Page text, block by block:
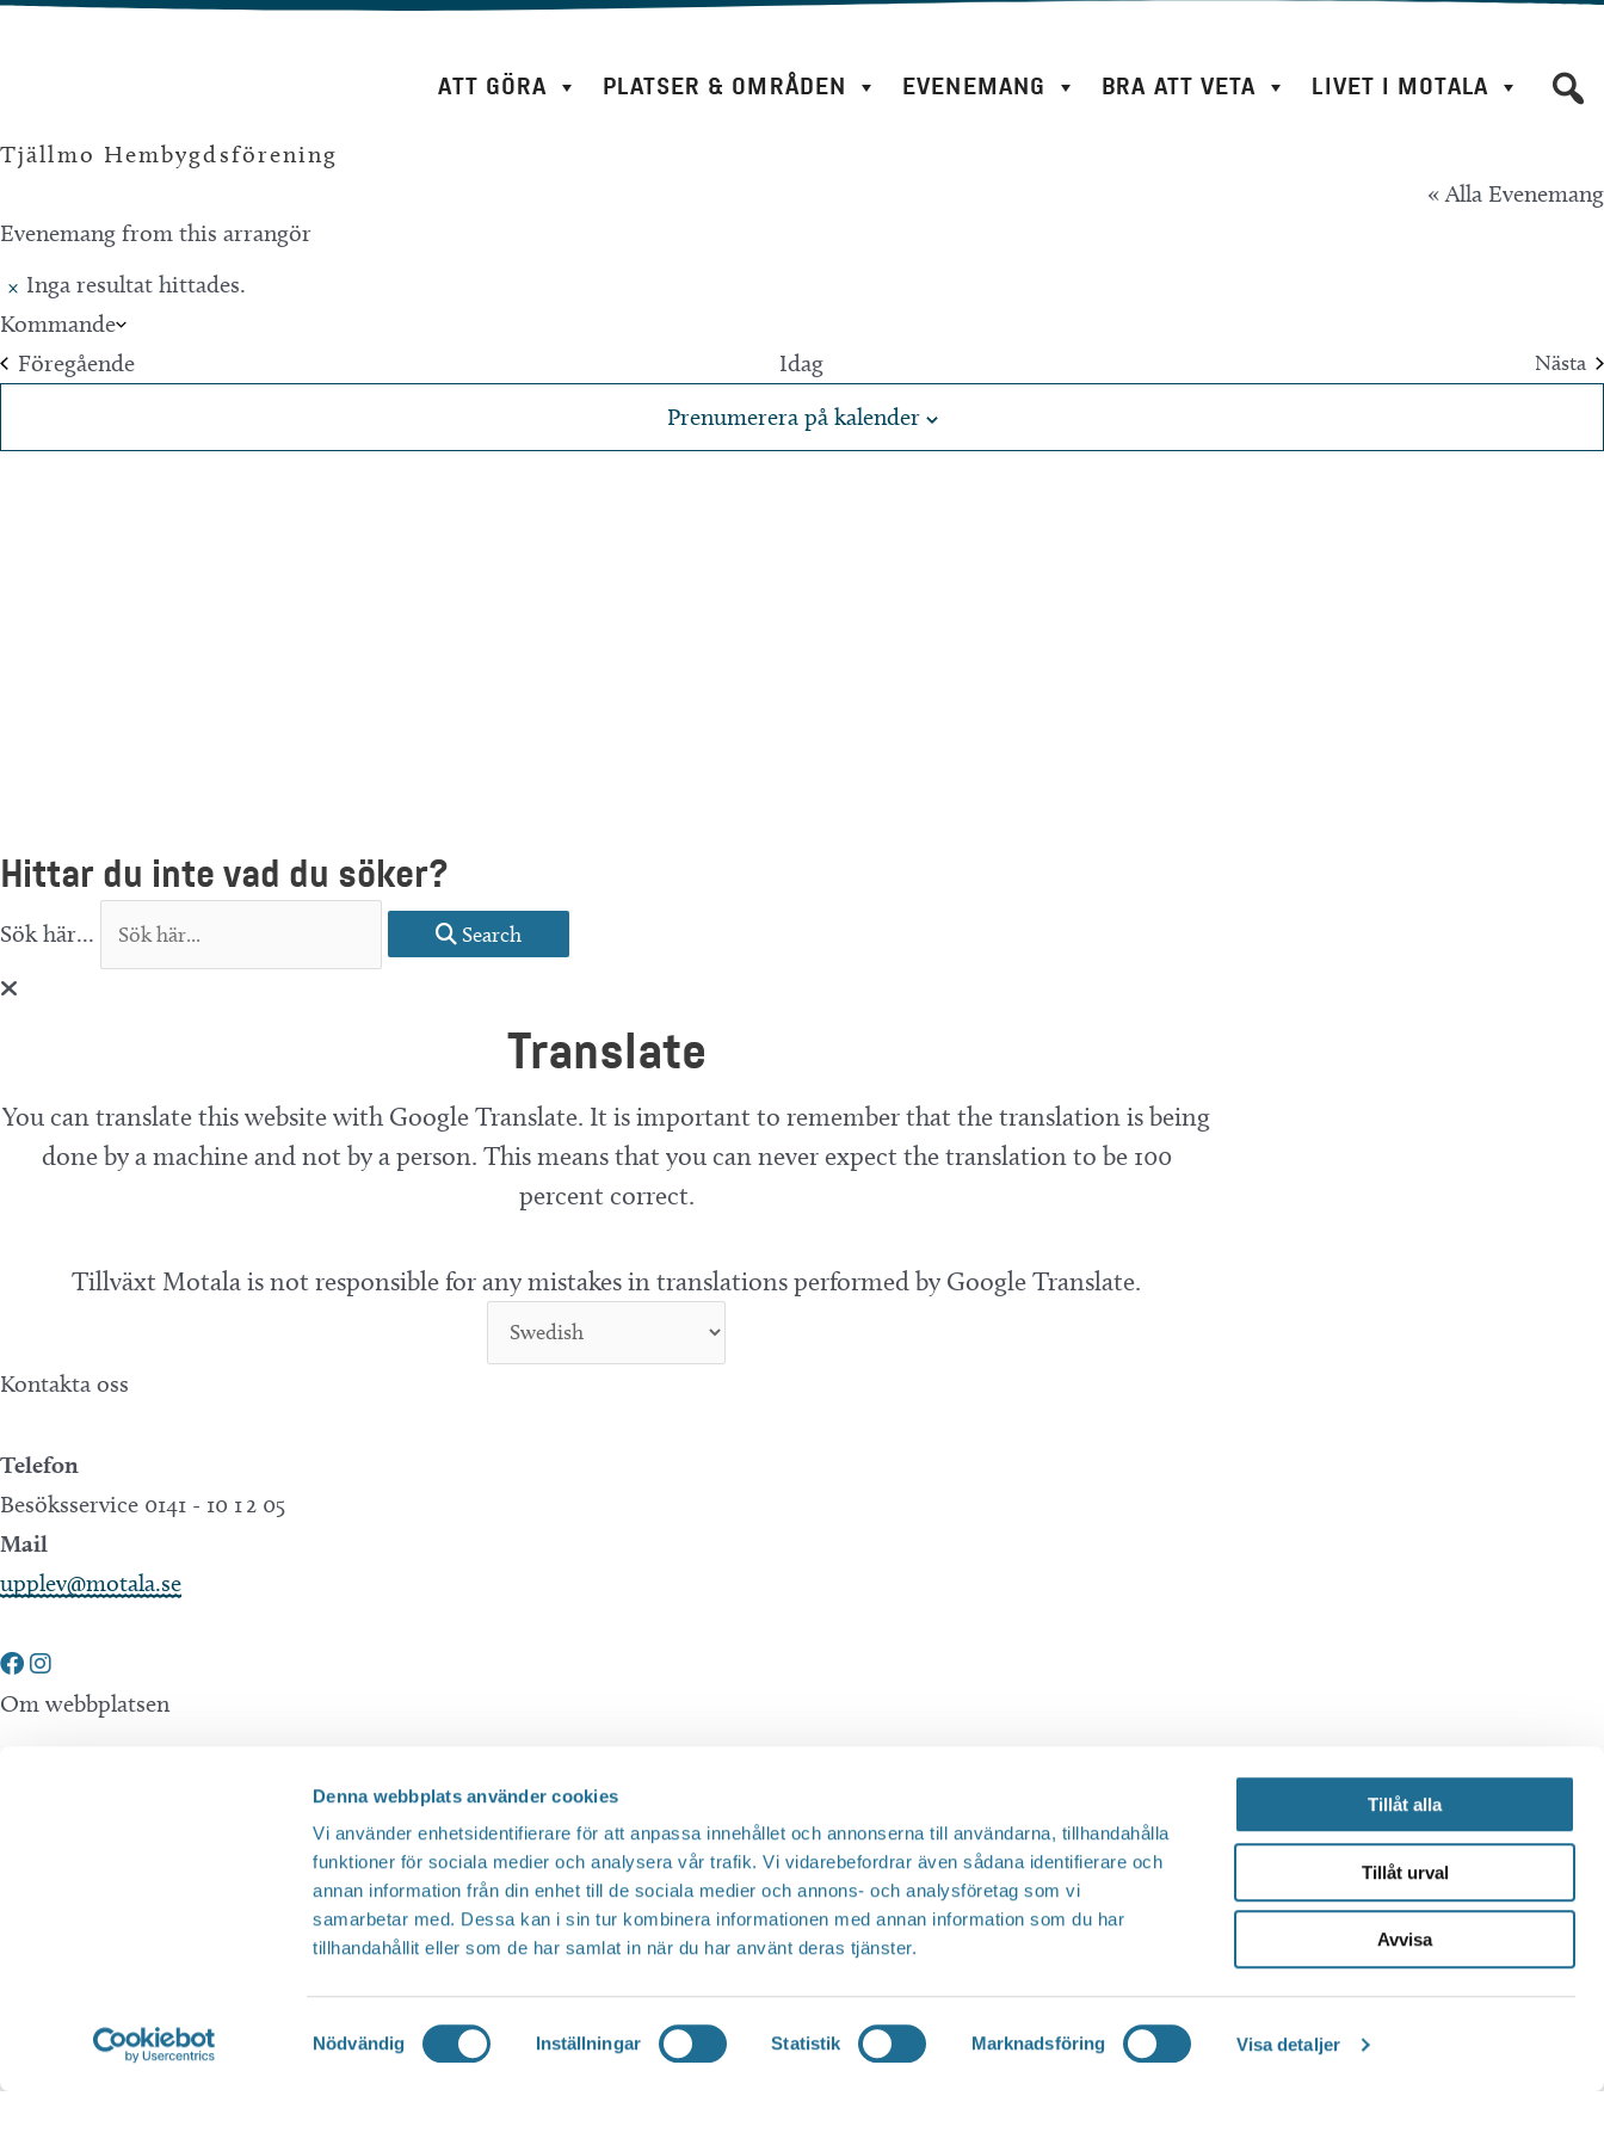
Denna webbplats använder cookies
Vi använder enhetsidentifierare för att anpassa innehållet och annonserna till användarna, tillhandahålla
funktioner för sociala medier och analysera vår trafik. Vi vidarebefordrar även sådana identifierare och
annan information från din enhet till de sociala medier och annons- och analysföretag som vi
samarbetar med. Dessa kan i sin tur kombinera informationen med annan information som du har
tillhandahållit eller som de har samlat in när du har använt deras tjänster.
Samtyckesval
Nödvändig Inställningar Statistik Marknadsföring Visa detaljer
Tillåt alla
Tillåt urval
Avvisa
ATT GÖRA PLATSER & OMRÅDEN EVENEMANG BRA ATT VETA LIVET I MOTALA
Tjällmo Hembygdsförening
« Alla Evenemang
Evenemang from this arrangör
Notis
Inga resultat hittades.
Kommande
VäljFöregåendeEvenemang Idag
Nästa
Prenumerera på kalender
Hittar du inte vad du söker?
Sök här... Search
Translate
You can translate this website with Google Translate. It is important to remember that the translation is being
done by a machine and not by a person. This means that you can never expect the translation to be 100
percent correct.
Tillväxt Motala is not responsible for any mistakes in translations performed by Google Translate.
Kontakta oss
Telefon
Besöksservice 0141 - 10 1 2 05
Mail
upplev@motala.se
Om webbplatsen
Tillgänglighetsredogörelse
Sjöstadskortet
Översätt